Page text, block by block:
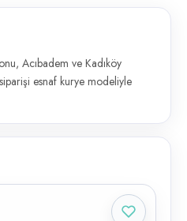
Acıbadem ve Kadıköy
esnaf kurye modeliyle